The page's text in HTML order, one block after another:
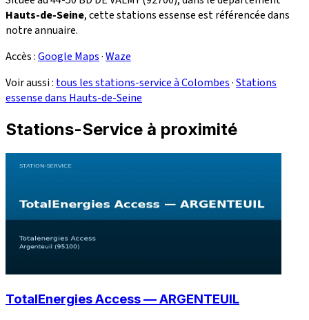
Hauts-de-Seine, cette stations essense est référencée dans
notre annuaire.
Accès :Google Maps·Waze
Voir aussi : tous les stations-service à Colombes·Stations
essense dans Hauts-de-Seine
Stations-Service à proximité
TotalEnergies Access — ARGENTEUIL